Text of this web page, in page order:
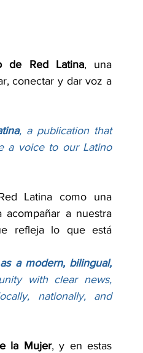
de Red Latina, una
conectar y dar voz a
, a publication that
a voice to our Latino
acompañar a nuestra
refleja lo que está
a modern, bilingual,
with clear news,
nationally, and
la Mujer, y en estas